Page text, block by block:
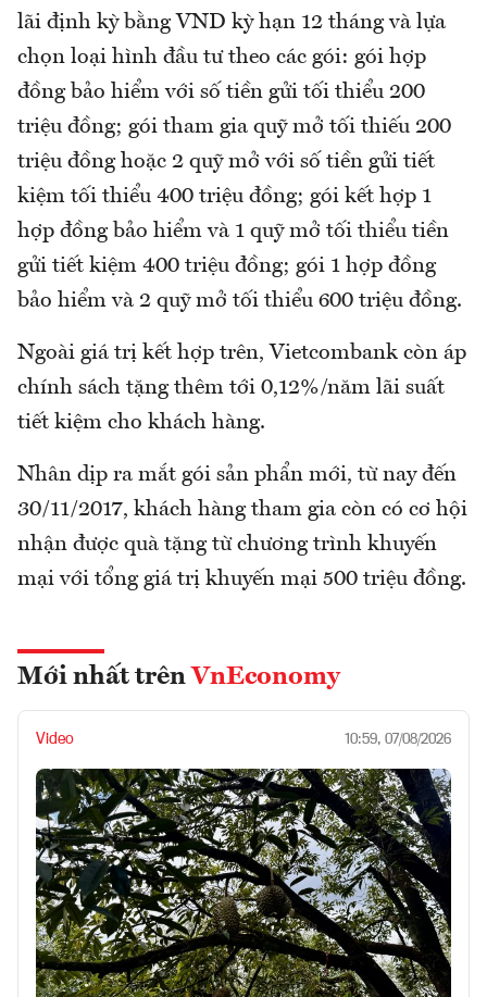
lãi định kỳ bằng VND kỳ hạn 12 tháng và lựa
chọn loại hình đầu tư theo các gói: gói hợp
đồng bảo hiểm với số tiền gửi tối thiểu 200
triệu đồng; gói tham gia quỹ mở tối thiếu 200
triệu đồng hoặc 2 quỹ mở với số tiền gửi tiết
kiệm tối thiểu 400 triệu đồng; gói kết hợp 1
hợp đồng bảo hiểm và 1 quỹ mở tối thiểu tiền
gửi tiết kiệm 400 triệu đồng; gói 1 hợp đồng
bảo hiểm và 2 quỹ mở tối thiểu 600 triệu đồng.
Ngoài giá trị kết hợp trên, Vietcombank còn áp
chính sách tặng thêm tới 0,12%/năm lãi suất
tiết kiệm cho khách hàng.
Nhân dịp ra mắt gói sản phẩn mới, từ nay đến
30/11/2017, khách hàng tham gia còn có cơ hội
nhận được quà tặng từ chương trình khuyến
mại với tổng giá trị khuyến mại 500 triệu đồng.
Mới nhất trên VnEconomy
Video 10:59, 07/08/2026